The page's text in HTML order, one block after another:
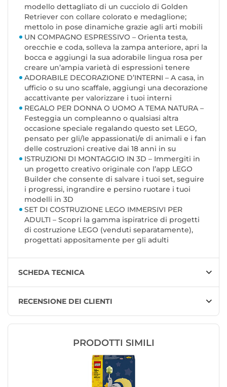
modello dettagliato di un cucciolo di Golden
Retriever con collare colorato e medaglione;
mettolo in pose dinamiche grazie agli arti mobili
UN COMPAGNO ESPRESSIVO – Orienta testa,
orecchie e coda, solleva la zampa anteriore, apri la
bocca e aggiungi la sua adorabile lingua rosa per
creare un’ampia varietà di espressioni tenere
ADORABILE DECORAZIONE D’INTERNI – A casa, in
ufficio o su uno scaffale, aggiungi una decorazione
accattivante per valorizzare i tuoi interni
REGALO PER DONNA O UOMO A TEMA NATURA –
Festeggia un compleanno o qualsiasi altra
occasione speciale regalando questo set LEGO,
pensato per gli/le appassionati/e di animali e i fan
delle costruzioni creative dai 18 anni in su
ISTRUZIONI DI MONTAGGIO IN 3D – Immergiti in
un progetto creativo originale con l’app LEGO
Builder che consente di salvare i tuoi set, seguire
i progressi, ingrandire e persino ruotare i tuoi
modelli in 3D
SET DI COSTRUZIONE LEGO IMMERSIVI PER
ADULTI – Scopri la gamma ispiratrice di progetti
di costruzione LEGO (venduti separatamente),
progettati appositamente per gli adulti
SCHEDA TECNICA
RECENSIONE DEI CLIENTI
PRODOTTI SIMILI